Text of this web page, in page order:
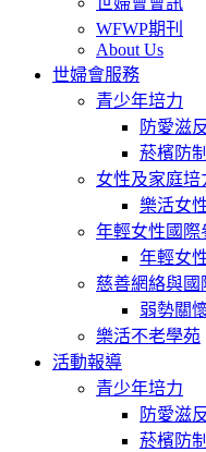
WFWP期刊
About Us
世婦會服務
青少年培力
防愛滋
菸檳防制
女性及家庭培
樂活女
年輕女性國際
年輕女
慈善網絡與國
弱勢關
樂活不老學苑
活動報導
青少年培力
防愛滋
菸檳防制